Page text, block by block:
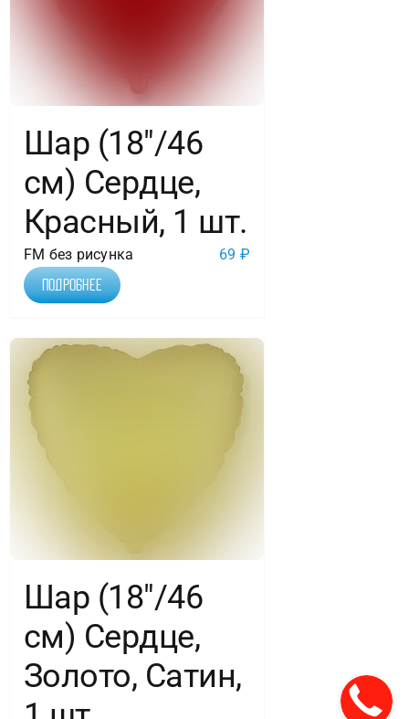
Шар (18″/46
см) Сердце,
Красный, 1 шт.
FM без рисунка 69 ₽
Подробнее
Шар (18″/46
см) Сердце,
Золото, Сатин,